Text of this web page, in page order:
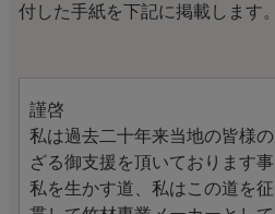
付した手紙を下記に掲載します。
謹啓
私は過去二十年来当地の皆様
ざる御支援を頂いております
私を生かす道、私はこの道を